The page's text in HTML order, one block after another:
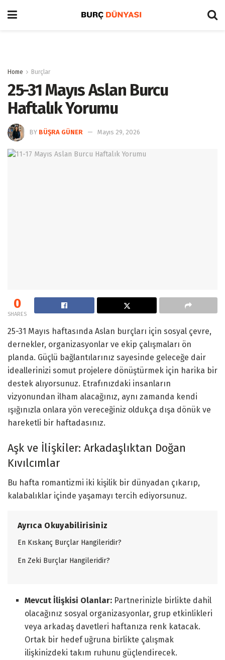
Home Burçlar
25-31 Mayıs Aslan Burcu
Haftalık Yorumu
BY BÜŞRA GÜNER Mayıs 29, 2026
0
SHARES
25-31 Mayıs haftasında Aslan burçları için sosyal çevre,
dernekler, organizasyonlar ve ekip çalışmaları ön
planda. Güçlü bağlantılarınız sayesinde geleceğe dair
ideallerinizi somut projelere dönüştürmek için harika bir
destek alıyorsunuz. Etrafınızdaki insanların
vizyonundan ilham alacağınız, aynı zamanda kendi
ışığınızla onlara yön vereceğiniz oldukça dışa dönük ve
hareketli bir haftadasınız.
Aşk ve İlişkiler: Arkadaşlıktan Doğan
Kıvılcımlar
Bu hafta romantizmi iki kişilik bir dünyadan çıkarıp,
kalabalıklar içinde yaşamayı tercih ediyorsunuz.
Ayrıca Okuyabilirisiniz
En Kıskanç Burçlar Hangileridir?
En Zeki Burçlar Hangileridir?
Mevcut İlişkisi Olanlar: Partnerinizle birlikte dahil
olacağınız sosyal organizasyonlar, grup etkinlikleri
veya arkadaş davetleri haftanıza renk katacak.
Ortak bir hedef uğruna birlikte çalışmak
ilişkinizdeki takım ruhunu güçlendirecek.